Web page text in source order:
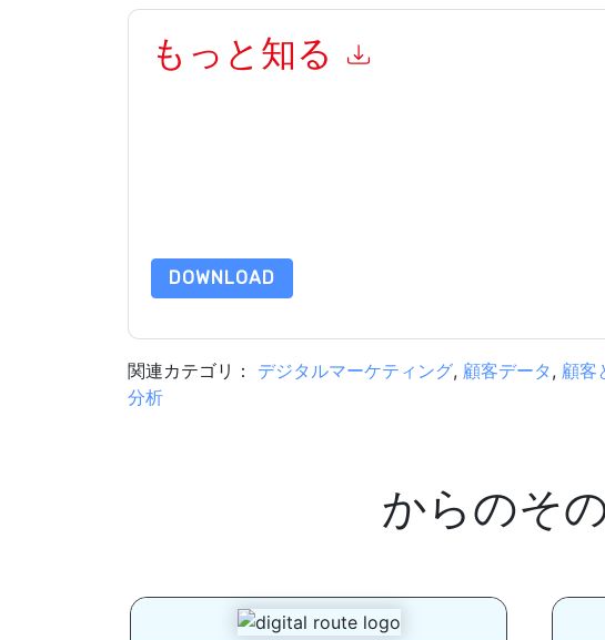
もっと知る
DOWNLOAD
関連カテゴリ： デジタルマーケティング, 顧客データ , 顧客
分析
からのそ